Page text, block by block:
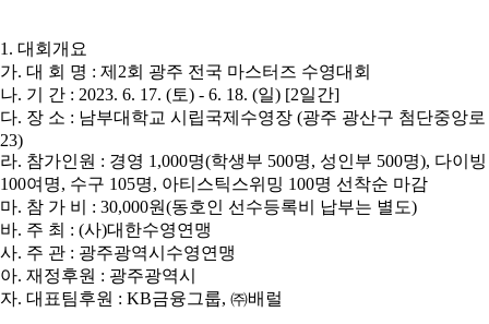
1. 대회개요
가. 대 회 명 : 제 2회 광주 전국 마스터즈 수영대회
나. 기 간 : 2023. 6. 17. (토) - 6. 18. (일) [2일간]
다. 장 소 : 남부대학교 시립국제수영장 (광주 광산구 첨단중앙로
23)
라. 참가인원 : 경영 1,000명(학생부 500명, 성인부 500명), 다이빙
100여명, 수구 105명, 아티스틱스위밍 100명 선착순 마감
마. 참 가 비 : 30,000원(동호인 선수등록비 납부는 별도)
바. 주 최 : (사)대한수영연맹
사. 주 관 : 광주광역시수영연맹
아. 재정후원 : 광주광역시
자. 대표팀후원 : KB금융그룹, ㈜배럴